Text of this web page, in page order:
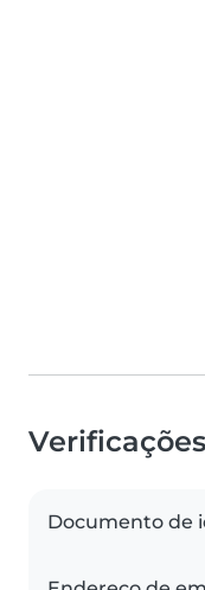
Verificações
Documento de